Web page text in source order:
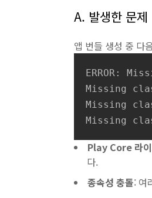
A. 발생한 문제
앱 번들 생성 중 다
ERROR:
Missing
Missing
Missing
Play Core 라
다.
종속성 충돌: 여